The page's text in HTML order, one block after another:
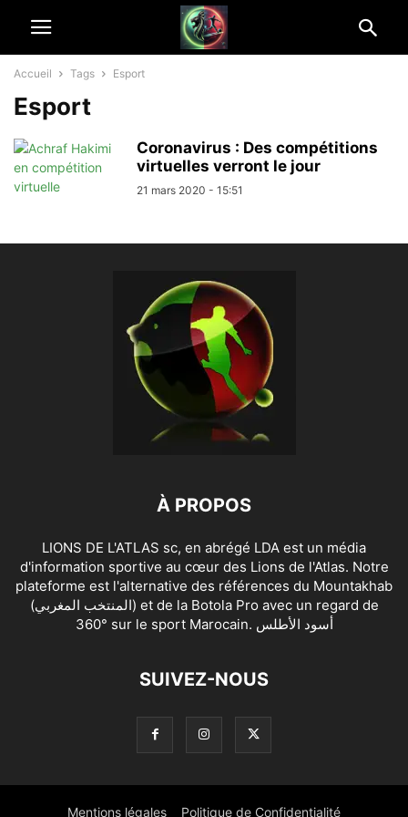
Accueil Tags Esport
Esport
Coronavirus : Des compétitions
virtuelles verront le jour
21 mars 2020 - 15:51
À PROPOS
LIONS DE L'ATLAS sc, en abrégé LDA est un média
d'information sportive au cœur des Lions de l'Atlas. Notre
plateforme est l'alternative des références du Mountakhab
(المنتخب المغربي) et de la Botola Pro avec un regard de
360° sur le sport Marocain. أسود الأطلس
SUIVEZ-NOUS
Mentions légales Politique de Confidentialité